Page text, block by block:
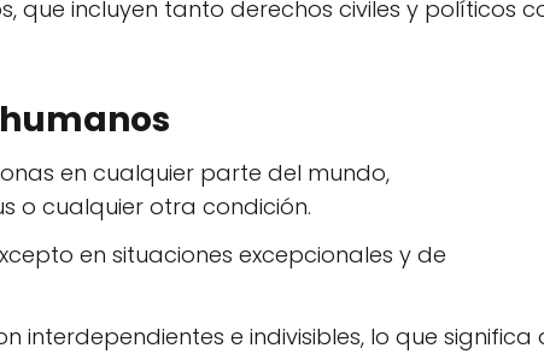
incluyen tanto derechos civiles y políticos
en cualquier parte del mundo,
o cualquier otra condición.
en situaciones excepcionales y de
interdependientes e indivisibles, lo que significa